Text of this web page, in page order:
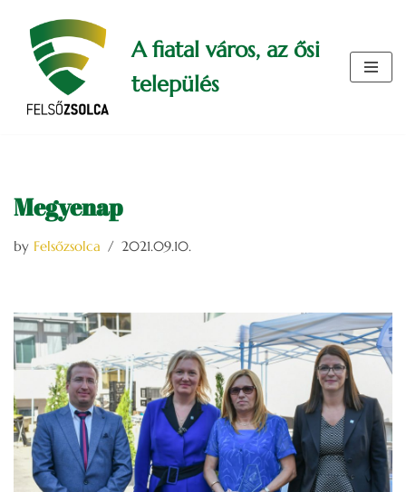
Skip
content
A fiatal város, az ősi
település
Megyenap
by Felsőzsolca 2021.09.10.